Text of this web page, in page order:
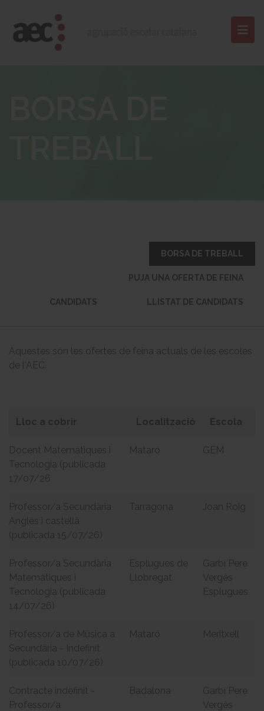
BORSA DE TREBALL
PUJA UNA OFERTA DE FEINA
CANDIDATS LLISTAT DE CANDIDATS
Aquestes són les ofertes de feina actuals de les escoles
de l'AEC.
Docent Matemàtiques i
Tecnologia (publicada
17/07/26
Mataró GEM
Professor/a Secundària
Anglès i castellà
(publicada 15/07/26)
Tarragona Joan Roig
Professor/a Secundària
Matemàtiques i
Tecnologia (publicada
14/07/26)
Esplugues de
Llobregat
Garbí Pere
Vergés
Esplugues
Professor/a de Música a
Secundària - Indefinit
(publicada 10/07/26)
Mataró Meritxell
Contracte indefinit -
Professor/a
Badalona
Garbí Pere
Vergés